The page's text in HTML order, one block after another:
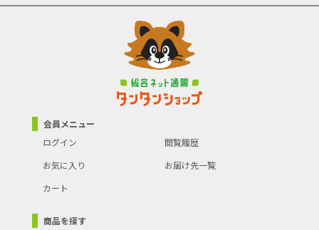
会員メニュー
ログイン
閲覧履歴
お気に入り
お届け先一覧
カート
商品を探す